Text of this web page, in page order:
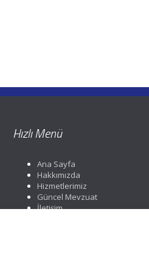
Hızlı Menü
Ana Sayfa
Hakkımızda
Hizmetlerimiz
Güncel Mevzuat
İletişim